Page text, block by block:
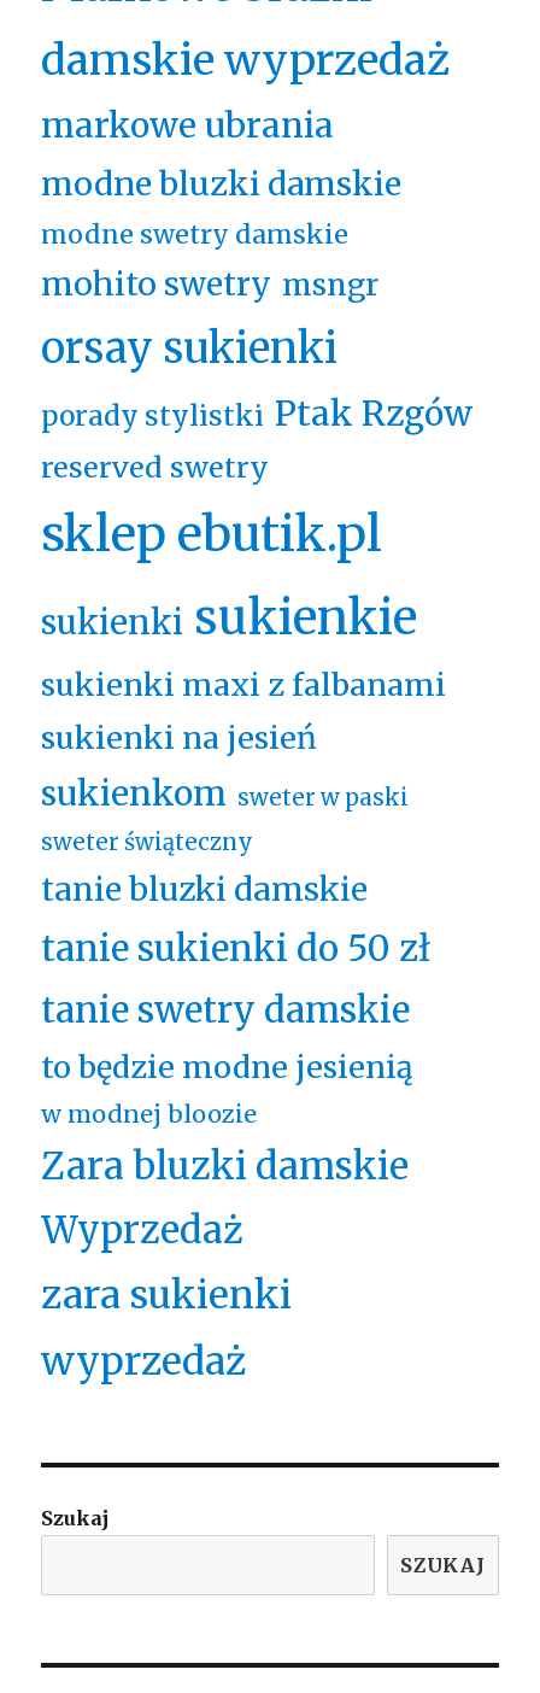
damskie wyprzedaż
markowe ubrania
modne bluzki damskie
modne swetry damskie
mohito swetry msngr
orsay sukienki
porady stylistki Ptak Rzgów
reserved swetry
sklep ebutik.pl
sukienki sukienkie
sukienki maxi z falbanami
sukienki na jesień
sukienkom sweter w paski
sweter świąteczny
tanie bluzki damskie
tanie sukienki do 50 zł
tanie swetry damskie
to będzie modne jesienią
w modnej bloozie
Zara bluzki damskie
Wyprzedaż
zara sukienki
wyprzedaż
Szukaj
SZUKAJ